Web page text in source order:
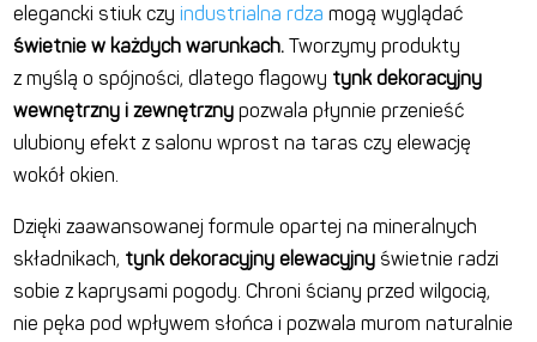
elegancki stiuk czyindustrialna rdza mogą wyglądać
świetnie w każdych warunkach. Tworzymy produkty
z myślą o spójności, dlatego flagowy tynk dekoracyjny
wewnętrzny i zewnętrzny pozwala płynnie przenieść
ulubiony efekt z salonu wprost na taras czy elewację
wokół okien.
Dzięki zaawansowanej formule opartej na mineralnych
składnikach, tynk dekoracyjny elewacyjny świetnie radzi
sobie z kaprysami pogody. Chroni ściany przed wilgocią,
nie pęka pod wpływem słońca i pozwala murom naturalnie